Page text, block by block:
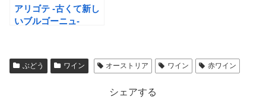
アリゴテ -古くて新し
いブルゴーニュ-
ぶどう ワイン オーストリア ワイン 赤ワイン
シェアする